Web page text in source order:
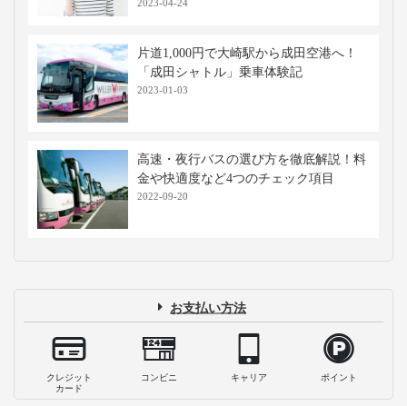
2023-04-24
片道1,000円で大崎駅から成田空港へ！
「成田シャトル」乗車体験記
2023-01-03
高速・夜行バスの選び方を徹底解説！料
金や快適度など4つのチェック項目
2022-09-20
お支払い方法
クレジット
カード
コンビニ キャリア ポイント